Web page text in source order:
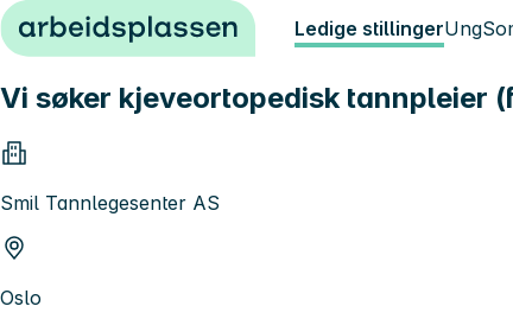
Hopp til innhold Ledige stillingerUng
Vi søker kjeveortopedisk tannpleier
Smil Tannlegesenter AS
Oslo